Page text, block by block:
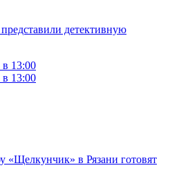
детективную
в 13:00
в 13:00
«Щелкунчик» в Рязани готовят